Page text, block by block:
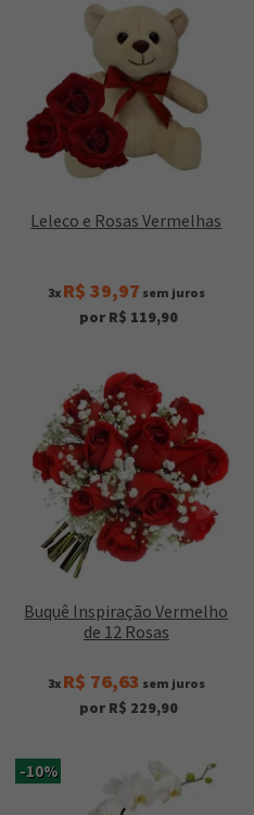
Leleco e Rosas Vermelhas
3x R$ 39,97 sem juros
por R$ 119,90
Buquê Inspiração Vermelho
de 12 Rosas
3x R$ 76,63 sem juros
por R$ 229,90
-10%